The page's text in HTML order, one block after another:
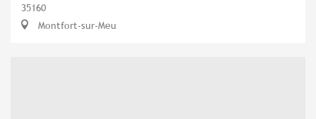
35160
Montfort-sur-Meu